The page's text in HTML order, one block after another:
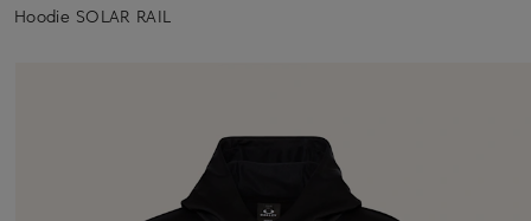
Hoodie SOLAR RAIL